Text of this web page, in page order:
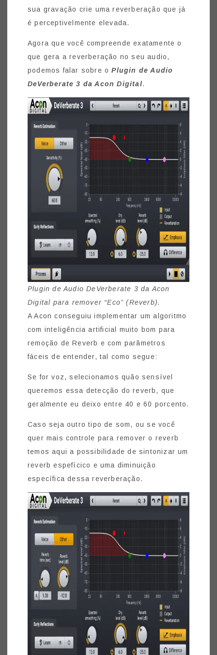
sua gravação crie uma reverberação que já
é perceptivelmente elevada.
Agora que você compreende exatamente o
que gera a reverberação no seu audio,
podemos falar sobre oPlugin de Audio
DeVerberate 3 da Acon Digital.
Plugin de Audio DeVerberate 3 da Acon
Digital para remover “Eco” (Reverb).
A Acon conseguiu implementar um algoritmo
com inteligência artificial muito bom para
remoção de Reverb e com parâmetros
fáceis de entender, tal como segue:
Se for voz, selecionamos quão sensível
queremos essa detecção do reverb, que
geralmente eu deixo entre 40 e 60 porcento.
Caso seja outro tipo de som, ou se você
quer mais controle para remover o reverb
temos aqui a possibilidade de sintonizar um
reverb espefícico e uma diminuição
específica dessa reverberação.